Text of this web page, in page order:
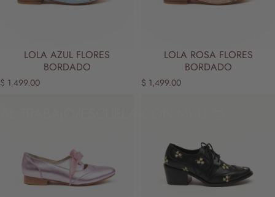
TiendaAl trabajo/escuela con MITU 😎✨
LOLA AZUL FLORES
BORDADO
$ 1,499.00
LOLA ROSA FLORES
BORDADO
$ 1,499.00